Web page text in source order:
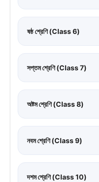
ষষ্ঠ শ্রেণি (Class 6)
সপ্তম শ্রেণি (Class 7)
অষ্টম শ্রেণি (Class 8)
নবম শ্রেণি (Class 9)
দশম শ্রেণি (Class 10)